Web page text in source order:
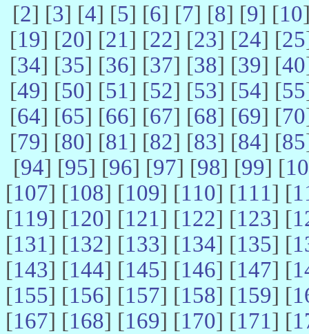
[2] [3] [4] [5] [6] [7] [8] [9] [10
[19] [20] [21] [22] [23] [24] [25
[34] [35] [36] [37] [38] [39] [40
[49] [50] [51] [52] [53] [54] [55
[64] [65] [66] [67] [68] [69] [70
[79] [80] [81] [82] [83] [84] [85
[94] [95] [96] [97] [98] [99] [
[107] [108] [109] [110] [111] [
[119] [120] [121] [122] [123] [
[131] [132] [133] [134] [135] [
[143] [144] [145] [146] [147] [
[155] [156] [157] [158] [159] [
[167] [168] [169] [170] [171] [